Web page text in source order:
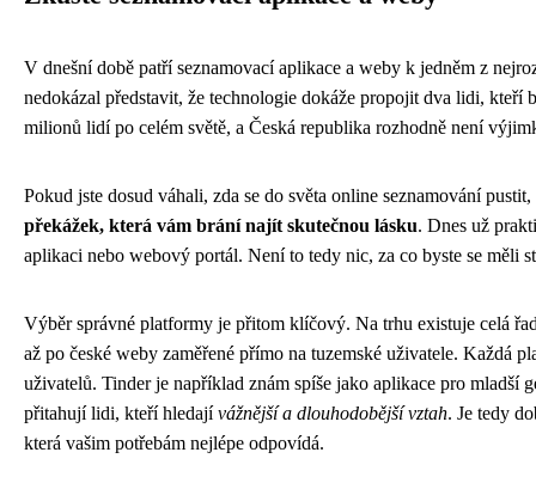
V dnešní době patří seznamovací aplikace a weby k jedněm z
nedokázal představit, že technologie dokáže propojit dva lidi, kteří
milionů lidí po celém světě, a Česká republika rozhodně není
Pokud jste dosud váhali, zda se do světa online seznamování
překážek, která vám brání najít skutečnou lásku. Dnes už
aplikaci nebo webový portál. Není to tedy nic, za co byste se měli
Výběr správné platformy je přitom klíčový. Na trhu existuje celá
až po české weby zaměřené přímo na tuzemské uživatele. Každá
uživatelů. Tinder je například znám spíše jako aplikace pro mladší
přitahují lidi, kteří hledajívážnější a dlouhodobější vztah. Je tedy
která vašim potřebám nejlépe odpovídá.